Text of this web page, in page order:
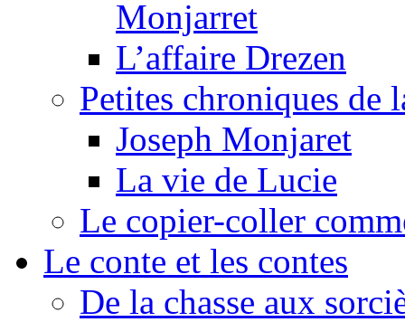
Monjarret
L’affaire Drezen
Petites chroniques de
Joseph Monjaret
La vie de Lucie
Le copier-coller
Le conte et les contes
De la chasse aux